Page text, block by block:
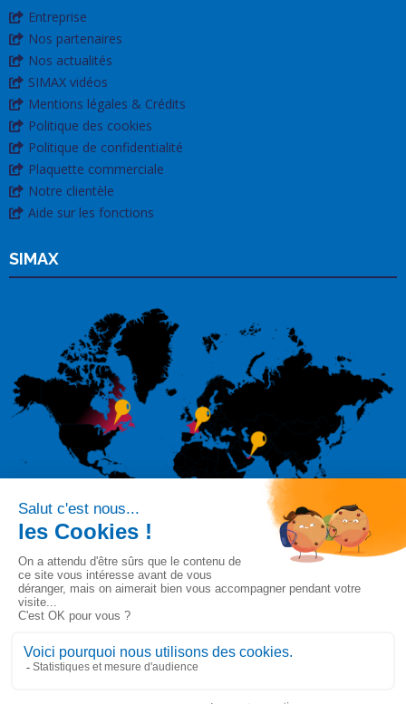
Entreprise
Nos partenaires
Nos actualités
SIMAX vidéos
Mentions légales & Crédits
Politique des cookies
Politique de confidentialité
Plaquette commerciale
Notre clientèle
Aide sur les fonctions
SIMAX
Suivez-nous sur